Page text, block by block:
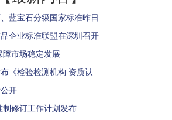
蓝宝石分级国家标准昨日
企业标准联盟在深圳召开
市场稳定发展
《检验检测机构 资质认
开
修订工作计划发布